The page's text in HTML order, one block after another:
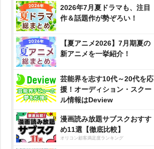
2026年7月夏ドラマも、注目
作＆話題作が勢ぞろい！
【夏アニメ2026】7月期夏の
新アニメを一挙紹介！
芸能界を志す10代～20代を応
援！オーディション・スクー
ル情報はDeview
漫画読み放題サブスクおすす
め11選【徹底比較】
オリコン顧客満足度ランキング